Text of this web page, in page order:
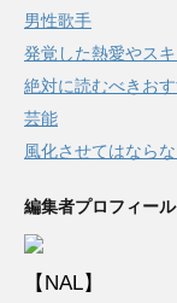
男性歌手
発覚した熱愛やス
絶対に読むべきお
芸能
風化させてはなら
編集者プロフィール
【NAL】